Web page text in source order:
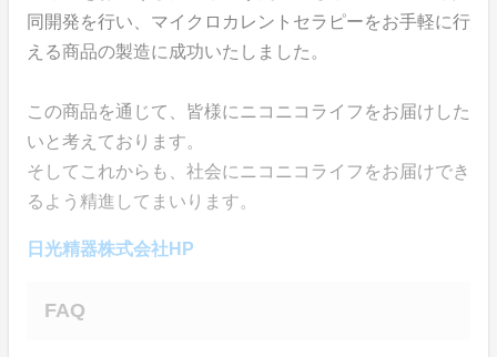
同開発を行い、マイクロカレントセラピーをお手軽に行
える商品の製造に成功いたしました。
この商品を通じて、皆様にニコニコライフをお届けした
いと考えております。
そしてこれからも、社会にニコニコライフをお届けでき
るよう精進してまいります。
日光精器株式会社HP
FAQ